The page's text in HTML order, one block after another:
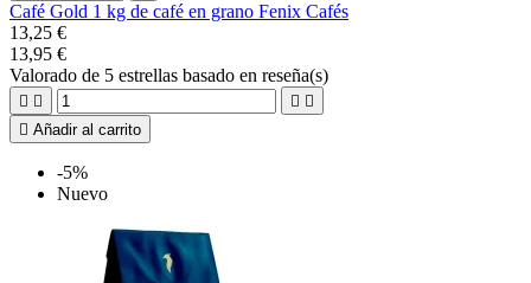
Café Gold 1 kg de café en grano Fenix Cafés
13,25 €
13,95 €
Valorado de 5 estrellas basado en reseña(s)
   
 Añadir al carrito
-5%
Nuevo